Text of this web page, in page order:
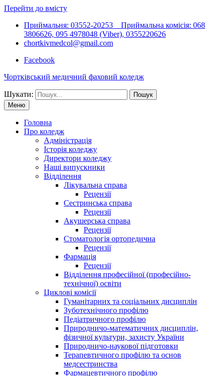
Перейти до вмісту
Приймальня: 03552-20253 Приймальна комісія: 068
3806626, 095 4978048 (Viber), 0355220626
chortkivmedcol@gmail.com
Facebook
Чортківський медичний фаховий коледж
Шукати:
Меню
Головна
Про коледж
Адміністрація
Історія коледжу
Директори коледжу
Наші випускники
Відділення
Лікувальна справа
Рецензії
Сестринська справа
Рецензії
Акушерська справа
Рецензії
Стоматологія ортопедична
Рецензії
Фармація
Рецензії
Відділення професійної (професійно-
технічної) освіти
Циклові комісії
Гуманітарних та соціальних дисциплін
Зуботехнічного профілю
Педіатричного профілю
Природничо-математичних дисциплін,
фізичної культури, захисту України
Природничо-наукової підготовки
Терапевтичного профілю та основ
медсестринства
Фармацевтичного профілю